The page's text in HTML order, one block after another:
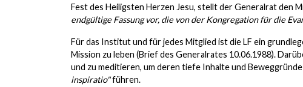
Fest des Heiligsten Herzen Jesu, stellt der Generalrat den
endgültige Fassung vor, die von der Kongregation für die
Für das Institut und für jedes Mitglied ist die LF ein
Mission zu leben (Brief des Generalrates 10.06.1988).
und zu meditieren, um deren tiefe Inhalte und
inspiratio"führen.